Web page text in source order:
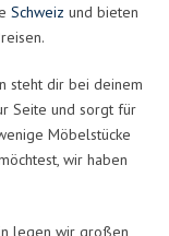
Schweiz und bieten
steht dir bei deinem
Seite und sorgt für
Möbelstücke
wir haben
legen wir großen